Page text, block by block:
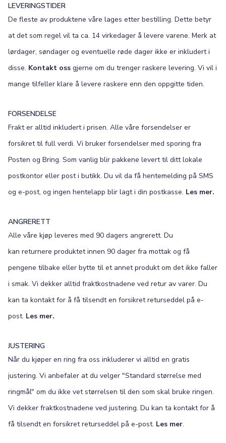
LEVERINGSTIDER
De fleste av produktene våre lages etter bestilling. Dette betyr
at det som regel vil ta ca. 14 virkedager å levere varene. Merk at
lørdager, søndager og eventuelle røde dager ikke er inkludert i
disse. Kontakt oss gjerne om du trenger raskere levering. Vi vil i
mange tilfeller klare å levere raskere enn den oppgitte tiden.
FORSENDELSE
Frakt er alltid inkludert i prisen. Alle våre forsendelser er
forsikret til full verdi. Vi bruker forsendelser med sporing fra
Posten og Bring. Som vanlig blir pakkene levert til ditt lokale
postkontor eller post i butikk. Du vil da få hentemelding på SMS
og e-post, og ingen hentelapp blir lagt i din postkasse. Les mer.
ANGRERETT
Alle våre kjøp leveres med 90 dagers angrerett. Du
kan returnere produktet innen 90 dager fra mottak og få
pengene tilbake eller bytte til et annet produkt om det ikke faller
i smak. Vi dekker alltid fraktkostnadene ved retur av varer. Du
kan ta kontakt for å få tilsendt en forsikret returseddel på e-
post. Les mer.
JUSTERING
Når du kjøper en ring fra oss inkluderer vi alltid en gratis
justering. Vi anbefaler at du velger "Standard størrelse med
ringmål" om du ikke vet størrelsen til den som skal bruke ringen.
Vi dekker fraktkostnadene ved justering. Du kan ta kontakt for å
få tilsendt en forsikret returseddel på e-post. Les mer.